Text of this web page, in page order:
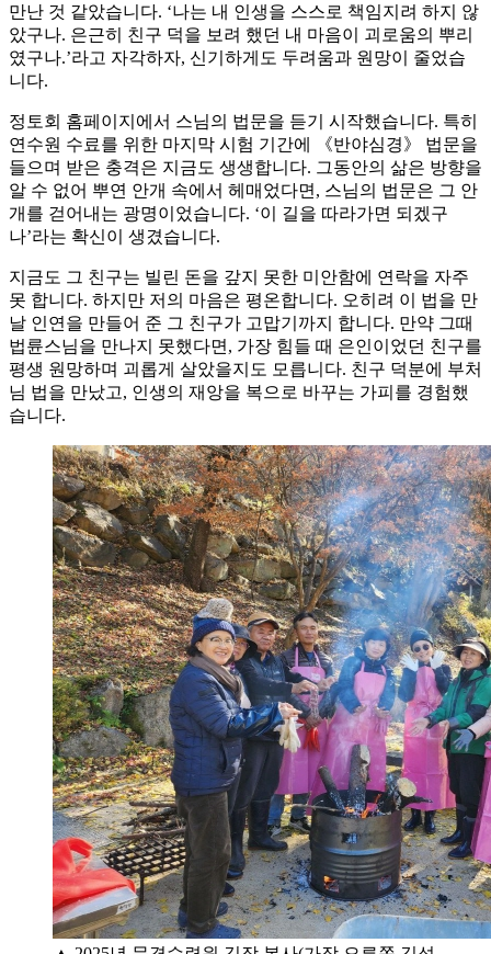
만난 것 같았습니다. ‘나는 내 인생을 스스로 책임지려 하지 않
았구나. 은근히 친구 덕을 보려 했던 내 마음이 괴로움의 뿌리
였구나.’라고 자각하자, 신기하게도 두려움과 원망이 줄었습
니다.
정토회 홈페이지에서 스님의 법문을 듣기 시작했습니다. 특히
연수원 수료를 위한 마지막 시험 기간에 《반야심경》 법문을
들으며 받은 충격은 지금도 생생합니다. 그동안의 삶은 방향을
알 수 없어 뿌연 안개 속에서 헤매었다면, 스님의 법문은 그 안
개를 걷어내는 광명이었습니다. ‘이 길을 따라가면 되겠구
나’라는 확신이 생겼습니다.
지금도 그 친구는 빌린 돈을 갚지 못한 미안함에 연락을 자주
못 합니다. 하지만 저의 마음은 평온합니다. 오히려 이 법을 만
날 인연을 만들어 준 그 친구가 고맙기까지 합니다. 만약 그때
법륜스님을 만나지 못했다면, 가장 힘들 때 은인이었던 친구를
평생 원망하며 괴롭게 살았을지도 모릅니다. 친구 덕분에 부처
님 법을 만났고, 인생의 재앙을 복으로 바꾸는 가피를 경험했
습니다.